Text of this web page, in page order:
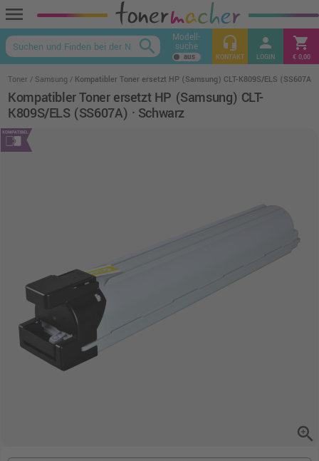
menu
keyboard_arrow_up
search Modell-
suche headset_mic
KONTAKT
person
LOGIN
shopping_cart
€ 0,00
Toner Samsung Kompatibler Toner ersetzt HP (Samsung) CLT-K809S/ELS (SS607A)
Kompatibler Toner ersetzt HP (Samsung) CLT-
K809S/ELS (SS607A) · Schwarz
zoom_in